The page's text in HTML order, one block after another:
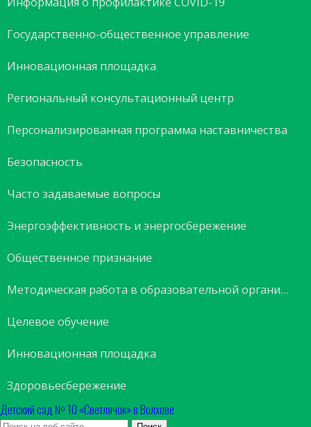
Государственно-общественное управление
Инновационная площадка
Региональный консультационный центр
Персонализированная программа наставничества
Безопасность
Часто задаваемые вопросы
Энергоэффективность и энергосбережение
Общественное признание
Методическая работа в образовательной организации
Целевое обучение
Инновационная площадка
Здоровьесбережение
Детский сад № 10 «Светлячок» в Волхове